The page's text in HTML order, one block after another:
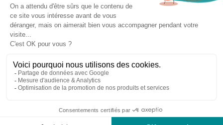
© 2026 Réseau immobilier l'Adresse
Location appartement Pays de la Loire
Location appartement Provence Alpes Côte d'Azur
Location appartement Corse